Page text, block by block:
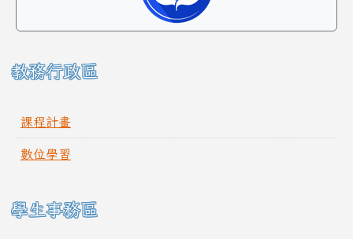
教務行政區
課程計畫
數位學習
學生事務區